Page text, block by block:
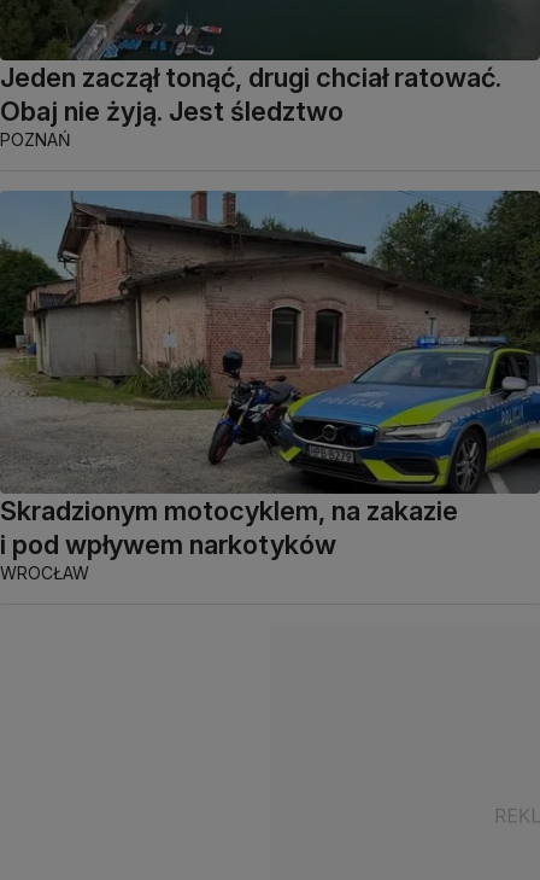
Jeden zaczął tonąć, drugi chciał ratować.
Obaj nie żyją. Jest śledztwo
POZNAŃ
Skradzionym motocyklem, na zakazie
i pod wpływem narkotyków
WROCŁAW